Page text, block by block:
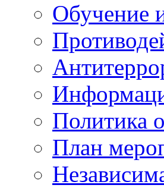
Обучение
Политика
План